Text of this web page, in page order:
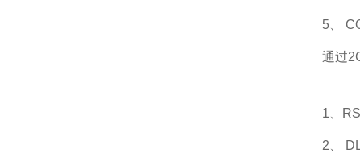
5、
通过
1、
2、